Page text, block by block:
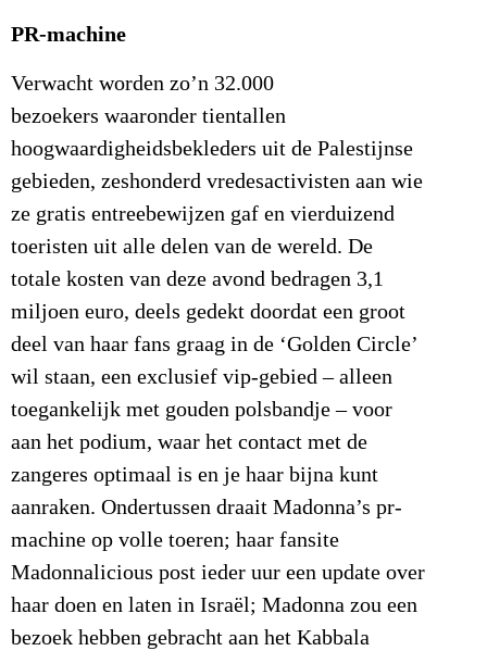
PR-machine
Verwacht worden zo’n 32.000
bezoekers waaronder tientallen
hoogwaardigheidsbekleders uit de Palestijnse
gebieden, zeshonderd vredesactivisten aan wie
ze gratis entreebewijzen gaf en vierduizend
toeristen uit alle delen van de wereld. De
totale kosten van deze avond bedragen 3,1
miljoen euro, deels gedekt doordat een groot
deel van haar fans graag in de ‘Golden Circle’
wil staan, een exclusief vip-gebied – alleen
toegankelijk met gouden polsbandje – voor
aan het podium, waar het contact met de
zangeres optimaal is en je haar bijna kunt
aanraken. Ondertussen draait Madonna’s pr-
machine op volle toeren; haar fansite
Madonnalicious post ieder uur een update over
haar doen en laten in Israël; Madonna zou een
bezoek hebben gebracht aan het Kabbala